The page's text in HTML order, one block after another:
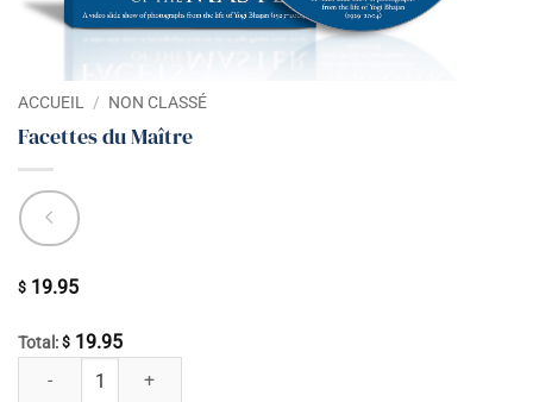
ACCUEIL / NON CLASSÉ
Facettes du Maître
$ 19.95
Total: $ 19.95
quantité de Facettes du Maître